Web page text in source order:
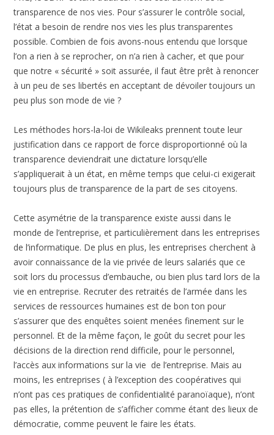
transparence de nos vies. Pour s’assurer le contrôle social,
l’état a besoin de rendre nos vies les plus transparentes
possible. Combien de fois avons-nous entendu que lorsque
l’on a rien à se reprocher, on n’a rien à cacher, et que pour
que notre « sécurité » soit assurée, il faut être prêt à renoncer
à un peu de ses libertés en acceptant de dévoiler toujours un
peu plus son mode de vie ?
Les méthodes hors-la-loi de Wikileaks prennent toute leur
justification dans ce rapport de force disproportionné où la
transparence deviendrait une dictature lorsqu’elle
s’appliquerait à un état, en même temps que celui-ci exigerait
toujours plus de transparence de la part de ses citoyens.
Cette asymétrie de la transparence existe aussi dans le
monde de l’entreprise, et particulièrement dans les entreprises
de l’informatique. De plus en plus, les entreprises cherchent à
avoir connaissance de la vie privée de leurs salariés que ce
soit lors du processus d’embauche, ou bien plus tard lors de la
vie en entreprise. Recruter des retraités de l’armée dans les
services de ressources humaines est de bon ton pour
s’assurer que des enquêtes soient menées finement sur le
personnel. Et de la même façon, le goût du secret pour les
décisions de la direction rend difficile, pour le personnel,
l’accès aux informations sur la vie de l’entreprise. Mais au
moins, les entreprises ( à l’exception des coopératives qui
n’ont pas ces pratiques de confidentialité paranoïaque), n’ont
pas elles, la prétention de s’afficher comme étant des lieux de
démocratie, comme peuvent le faire les états.